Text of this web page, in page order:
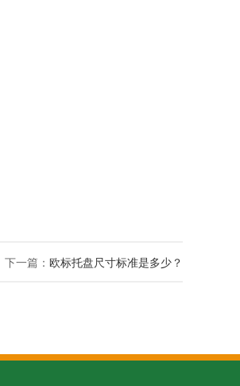
下一篇： 欧标托盘尺寸标准是多少？